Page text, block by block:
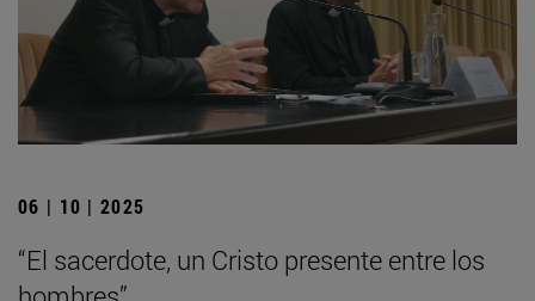
06 | 10 | 2025
“El sacerdote, un Cristo presente entre los